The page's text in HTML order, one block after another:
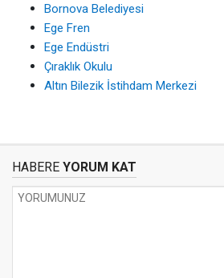
Bornova Belediyesi
Ege Fren
Ege Endüstri
Çıraklık Okulu
Altın Bilezik İstihdam Merkezi
HABERE YORUM KAT